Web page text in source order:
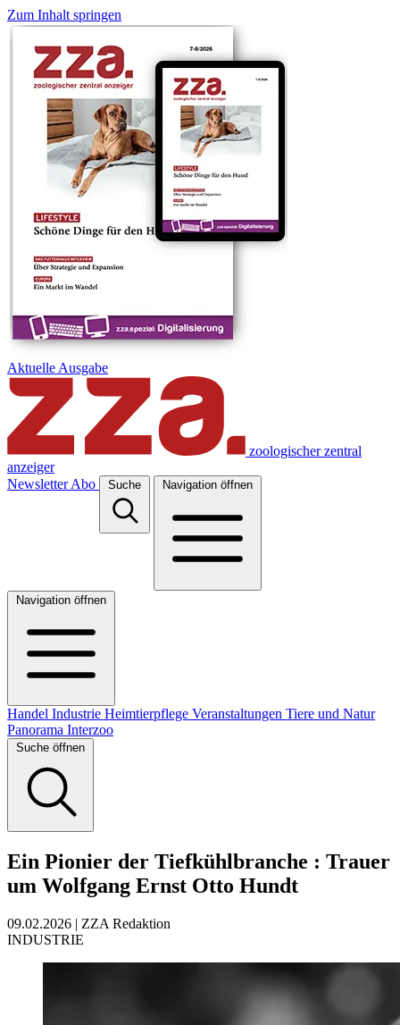
Zum Inhalt springen
Aktuelle Ausgabe
zoologischer zentral
anzeiger
Newsletter Abo Suche Navigation öffnen
Navigation öffnen
Handel Industrie Heimtierpflege Veranstaltungen Tiere und Natur
Panorama Interzoo
Suche öffnen
Ein Pionier der Tiefkühlbranche : Trauer
um Wolfgang Ernst Otto Hundt
09.02.2026 | ZZA Redaktion
INDUSTRIE